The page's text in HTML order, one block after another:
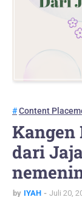
Content
Kangen
dari
by IYAH Juli 20,